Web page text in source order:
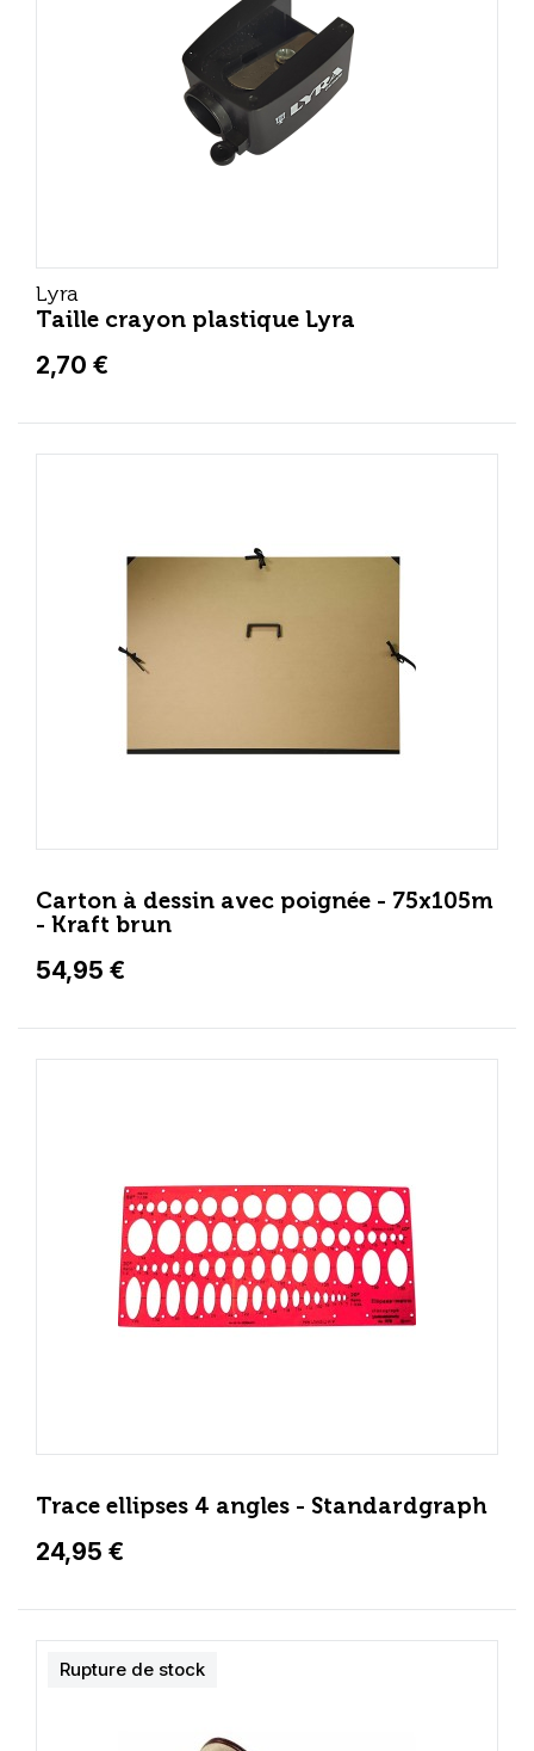
Lyra
Taille crayon plastique Lyra
2,70 €
Carton à dessin avec poignée - 75x105m
- Kraft brun
54,95 €
Trace ellipses 4 angles - Standardgraph
24,95 €
Rupture de stock